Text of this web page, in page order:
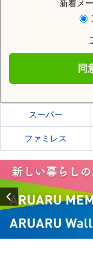
新着メ
同
住む街研究所で
藤沢市の施設一覧
スーパー
ファミレス
Previous